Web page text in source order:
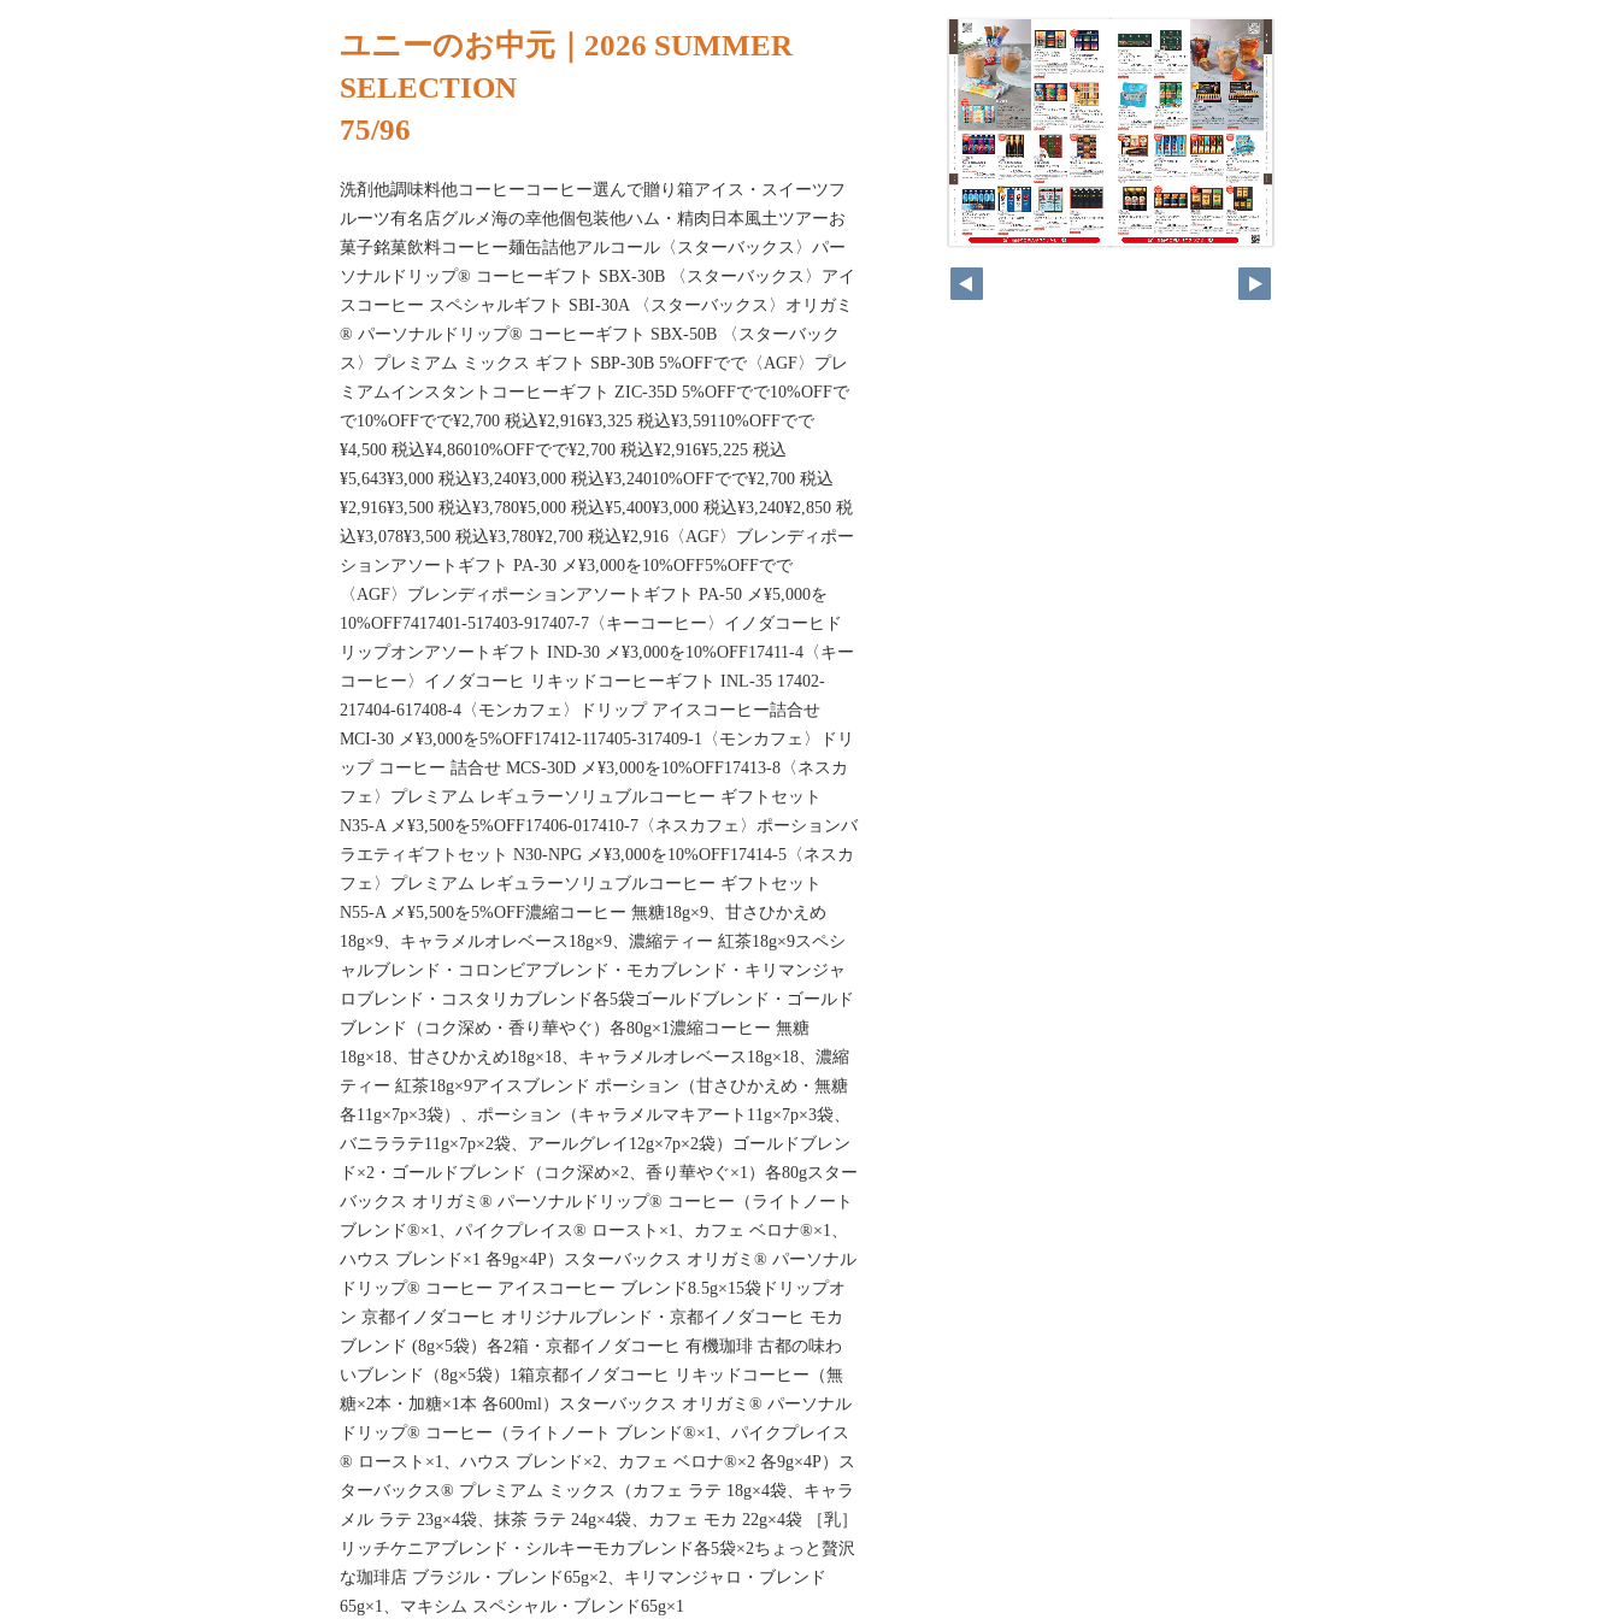
ユニーのお中元｜2026 SUMMER
SELECTION
75/96
洗剤他調味料他コーヒーコーヒー選んで贈り箱アイス・スイーツフ
ルーツ有名店グルメ海の幸他個包装他ハム・精肉日本風土ツアーお
菓子銘菓飲料コーヒー麺缶詰他アルコール〈スターバックス〉パー
ソナルドリップ® コーヒーギフト SBX-30B 〈スターバックス〉アイ
スコーヒー スペシャルギフト SBI-30A 〈スターバックス〉オリガミ
® パーソナルドリップ® コーヒーギフト SBX-50B 〈スターバック
ス〉プレミアム ミックス ギフト SBP-30B 5%OFFでで〈AGF〉プレ
ミアムインスタントコーヒーギフト ZIC-35D 5%OFFでで10%OFFで
で10%OFFでで¥2,700 税込¥2,916¥3,325 税込¥3,59110%OFFでで
¥4,500 税込¥4,86010%OFFでで¥2,700 税込¥2,916¥5,225 税込
¥5,643¥3,000 税込¥3,240¥3,000 税込¥3,24010%OFFでで¥2,700 税込
¥2,916¥3,500 税込¥3,780¥5,000 税込¥5,400¥3,000 税込¥3,240¥2,850 税
込¥3,078¥3,500 税込¥3,780¥2,700 税込¥2,916〈AGF〉ブレンディポー
ションアソートギフト PA-30 メ¥3,000を10%OFF5%OFFでで
〈AGF〉ブレンディポーションアソートギフト PA-50 メ¥5,000を
10%OFF7417401-517403-917407-7〈キーコーヒー〉イノダコーヒド
リップオンアソートギフト IND-30 メ¥3,000を10%OFF17411-4〈キー
コーヒー〉イノダコーヒ リキッドコーヒーギフト INL-35 17402-
217404-617408-4〈モンカフェ〉ドリップ アイスコーヒー詰合せ
MCI-30 メ¥3,000を5%OFF17412-117405-317409-1〈モンカフェ〉ドリ
ップ コーヒー 詰合せ MCS-30D メ¥3,000を10%OFF17413-8〈ネスカ
フェ〉プレミアム レギュラーソリュブルコーヒー ギフトセット
N35-A メ¥3,500を5%OFF17406-017410-7〈ネスカフェ〉ポーションバ
ラエティギフトセット N30-NPG メ¥3,000を10%OFF17414-5〈ネスカ
フェ〉プレミアム レギュラーソリュブルコーヒー ギフトセット
N55-A メ¥5,500を5%OFF濃縮コーヒー 無糖18g×9、甘さひかえめ
18g×9、キャラメルオレベース18g×9、濃縮ティー 紅茶18g×9スペシ
ャルブレンド・コロンビアブレンド・モカブレンド・キリマンジャ
ロブレンド・コスタリカブレンド各5袋ゴールドブレンド・ゴールド
ブレンド（コク深め・香り華やぐ）各80g×1濃縮コーヒー 無糖
18g×18、甘さひかえめ18g×18、キャラメルオレベース18g×18、濃縮
ティー 紅茶18g×9アイスブレンド ポーション（甘さひかえめ・無糖
各11g×7p×3袋）、ポーション（キャラメルマキアート11g×7p×3袋、
バニララテ11g×7p×2袋、アールグレイ12g×7p×2袋）ゴールドブレン
ド×2・ゴールドブレンド（コク深め×2、香り華やぐ×1）各80gスター
バックス オリガミ® パーソナルドリップ® コーヒー（ライトノート
ブレンド®×1、パイクプレイス® ロースト×1、カフェ ベロナ®×1、
ハウス ブレンド×1 各9g×4P）スターバックス オリガミ® パーソナル
ドリップ® コーヒー アイスコーヒー ブレンド8.5g×15袋ドリップオ
ン 京都イノダコーヒ オリジナルブレンド・京都イノダコーヒ モカ
ブレンド (8g×5袋）各2箱・京都イノダコーヒ 有機珈琲 古都の味わ
いブレンド（8g×5袋）1箱京都イノダコーヒ リキッドコーヒー（無
糖×2本・加糖×1本 各600ml）スターバックス オリガミ® パーソナル
ドリップ® コーヒー（ライトノート ブレンド®×1、パイクプレイス
® ロースト×1、ハウス ブレンド×2、カフェ ベロナ®×2 各9g×4P）ス
ターバックス® プレミアム ミックス（カフェ ラテ 18g×4袋、キャラ
メル ラテ 23g×4袋、抹茶 ラテ 24g×4袋、カフェ モカ 22g×4袋 ［乳］
リッチケニアブレンド・シルキーモカブレンド各5袋×2ちょっと贅沢
な珈琲店 ブラジル・ブレンド65g×2、キリマンジャロ・ブレンド
65g×1、マキシム スペシャル・ブレンド65g×1